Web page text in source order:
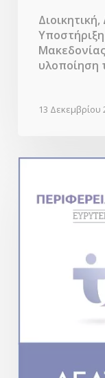
υλοποίηση
13 Δεκεμβρίου
Συνάντηση
Περιφέρεια